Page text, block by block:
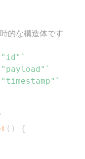
な構造体です
( )
{